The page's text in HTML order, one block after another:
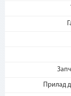
Прилад
2.